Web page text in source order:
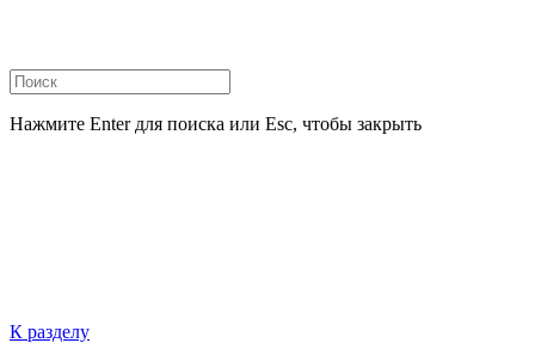
Нажмите Enter для поиска или Esc, чтобы закрыть
К разделу